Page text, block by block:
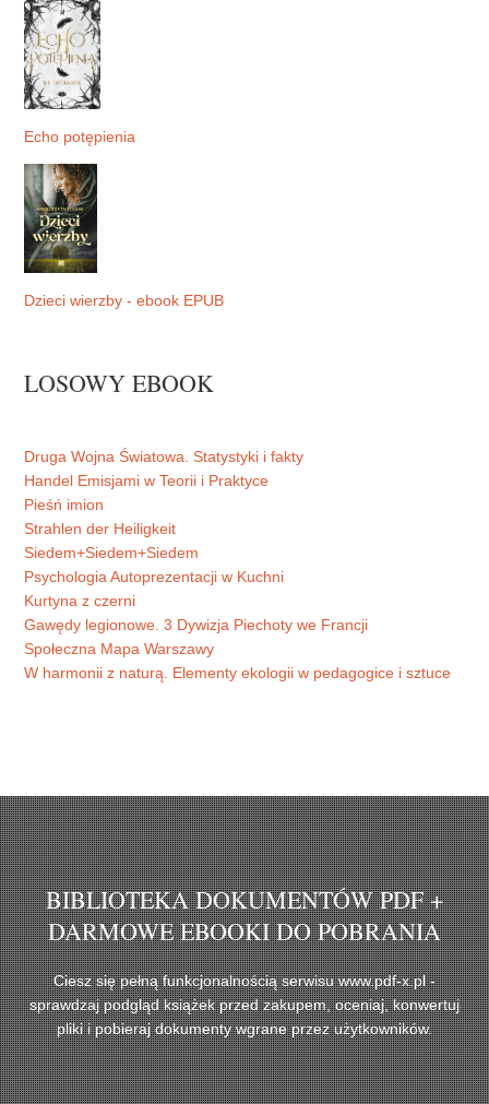
Echo potępienia
Dzieci wierzby - ebook EPUB
LOSOWY EBOOK
Druga Wojna Światowa. Statystyki i fakty
Handel Emisjami w Teorii i Praktyce
Pieśń imion
Strahlen der Heiligkeit
Siedem+Siedem+Siedem
Psychologia Autoprezentacji w Kuchni
Kurtyna z czerni
Gawędy legionowe. 3 Dywizja Piechoty we Francji
Społeczna Mapa Warszawy
W harmonii z naturą. Elementy ekologii w pedagogice i sztuce
BIBLIOTEKA DOKUMENTÓW PDF +
DARMOWE EBOOKI DO POBRANIA
Ciesz się pełną funkcjonalnością serwisu www.pdf-x.pl -
sprawdzaj podgląd książek przed zakupem, oceniaj, konwertuj
pliki i pobieraj dokumenty wgrane przez użytkowników.